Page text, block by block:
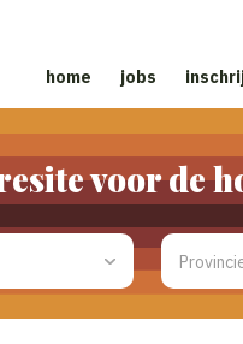
home jobs
voor de